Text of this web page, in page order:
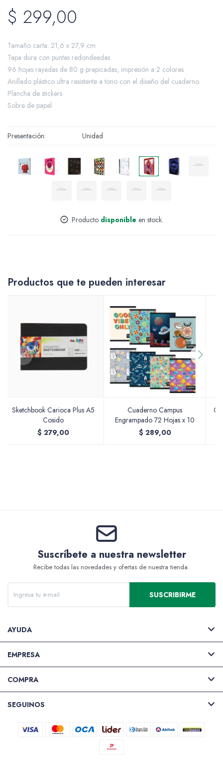
$ 299,00
Tamaño carta: 21,6 x 27,9 cm
Tapa dura con puntas redondeadas
96 hojas rayadas de 80 g prepicadas, impresión a 2 colores
Anillado plástico ultra resistente a tono con el diseño del cuaderno.
Plancha de stickers
Sobre de papel
Presentación Unidad
Producto disponible en stock.
Productos que te pueden interesar
Sketchbook Carioca Plus A5
Cosido
$ 279,00
Cuaderno Campus
Engrampado 72 Hojas x 10
$ 289,00
Suscríbete a nuestra newsletter
Recibe todas las novedades y ofertas de nuestra tienda.
SUSCRIBIRME
AYUDA
EMPRESA
COMPRA
SEGUINOS
Cotillón y Sorpresitas
Perfumería
Varios
Valijas y atriles
Accesorios de arte